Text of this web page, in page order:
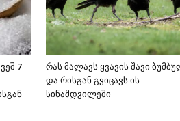
7
რას მალავს ყვავის შავი
და რისგან გვიცავს ის
სინამდვილეში